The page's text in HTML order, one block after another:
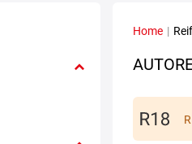
Home |